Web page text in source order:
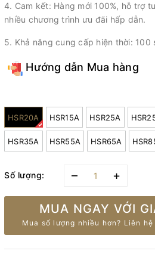
4. Cam kết: Hàng mới 100%, hỗ trợ
nhiều chương trình ưu đãi hấp dẫn.
5. Khả năng cung cấp hiện thời: 100
Hướng dẫn Mua hàng
HSR20A HSR15A HSR25A
HSR35A HSR55A HSR65A
Số lượng: – +
MUA NGAY VỚI
Mua số lượng nhiều hơn? Liên